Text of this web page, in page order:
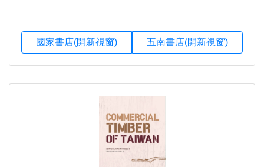
國家書店(開新視窗) 五南書店(開新視窗)